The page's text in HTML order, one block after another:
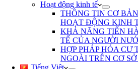
Hoạt động kinh tế
THÔNG TIN CƠ
HOẠT ĐỘNG KINH
KHẢ NĂNG TIẾN
TẾ CỦA NGƯỜI
HỢP PHÁP HÓA CƯ
NGOÀI TRÊN CƠ
Tiếng Việt